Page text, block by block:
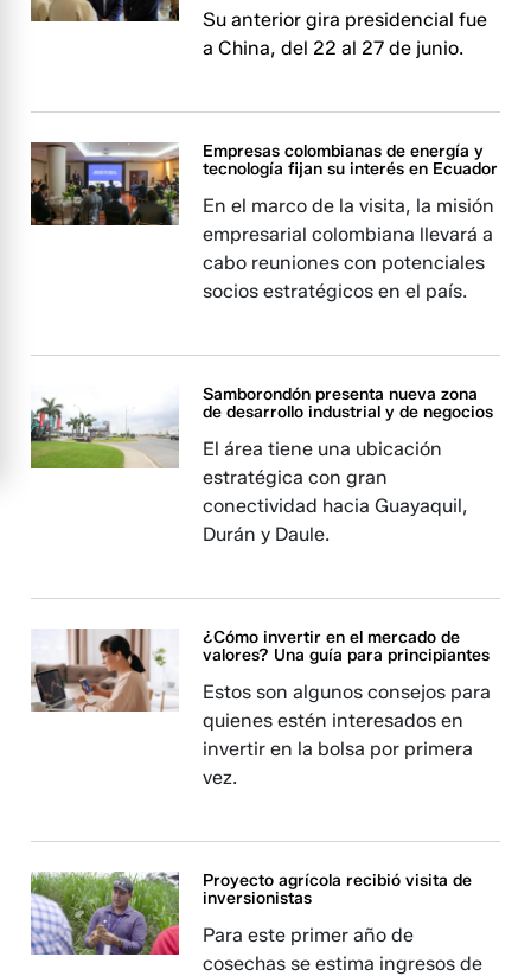
Su anterior gira presidencial fue
a China, del 22 al 27 de junio.
Empresas colombianas de energía y
tecnología fijan su interés en Ecuador
En el marco de la visita, la misión
empresarial colombiana llevará a
cabo reuniones con potenciales
socios estratégicos en el país.
Samborondón presenta nueva zona
de desarrollo industrial y de negocios
El área tiene una ubicación
estratégica con gran
conectividad hacia Guayaquil,
Durán y Daule.
¿Cómo invertir en el mercado de
valores? Una guía para principiantes
Estos son algunos consejos para
quienes estén interesados en
invertir en la bolsa por primera
vez.
Proyecto agrícola recibió visita de
inversionistas
Para este primer año de
cosechas se estima ingresos de